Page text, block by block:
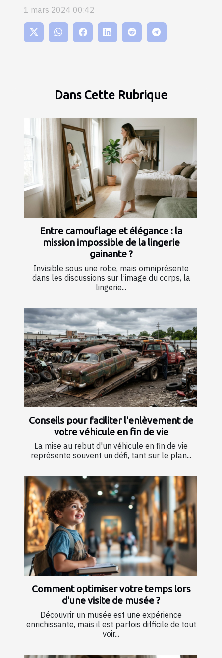
1 mars 2024 00:42
Dans Cette Rubrique
Entre camouflage et élégance : la
mission impossible de la lingerie
gainante ?
Invisible sous une robe, mais omniprésente
dans les discussions sur l’image du corps, la
lingerie...
Conseils pour faciliter l'enlèvement de
votre véhicule en fin de vie
La mise au rebut d'un véhicule en fin de vie
représente souvent un défi, tant sur le plan...
Comment optimiser votre temps lors
d'une visite de musée ?
Découvrir un musée est une expérience
enrichissante, mais il est parfois difficile de tout
voir...